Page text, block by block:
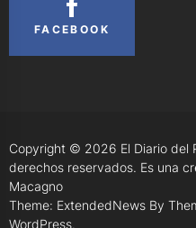
FACEBOOK
Copyright © 2026 El Diario del
derechos reservados. Es una
Macagno
Theme: ExtendedNews By
WordPress.